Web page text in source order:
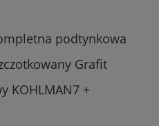
podtynkowa
Grafit
KOHLMAN7 +